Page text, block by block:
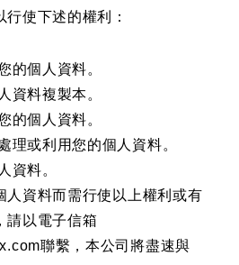
使下述的權利：
的個人資料。
資料複製本。
的個人資料。
理或利用您的個人資料。
資料。
人資料而需行使以上權利或有
請以電子信箱
聯繫，本公司將盡速與